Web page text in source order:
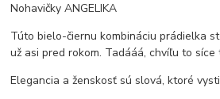
Nohavičky ANGELIKA
Túto bielo-čiernu kombináciu prádielka
už asi pred rokom. Tadááá, chvíľu to
Elegancia a ženskosť sú slová, ktoré